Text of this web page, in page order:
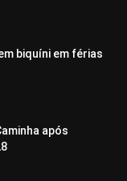
biquíni em férias
após